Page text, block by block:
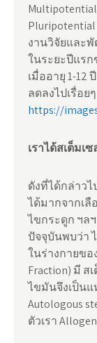
Multipotential
งานวิจัยและ
ในระยะปีแรก
เมื่ออายุ 1-12
ลดลงไปเรื่อยๆ
https://
เราได้สเต็มเ
ดังที่ได้กล่าว
ได้มากจากเลื
ไขกระดูก ฯลฯ
ปัจจุบันพบว่า
ในร่างกายขอ
Fraction) มี ส
ไขมันจึงเป็นแ
Autologous
ตัวเรา